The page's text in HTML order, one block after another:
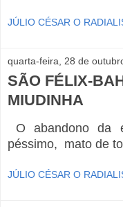
JÚLIO CÉSAR O
quarta-feira, 28 de
SÃO FÉLIX-
MIUDINHA
O abandono da
péssimo, mato de
JÚLIO CÉSAR O